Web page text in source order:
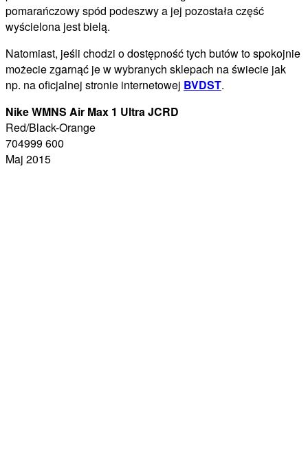
pomarańczowy spód podeszwy a jej pozostała część
wyścielona jest bielą.
Natomiast, jeśli chodzi o dostępność tych butów to spokojnie
możecie zgarnąć je w wybranych sklepach na świecie jak
np. na oficjalnej stronie internetowej BVDST.
Nike WMNS Air Max 1 Ultra JCRD
Red/Black-Orange
704999 600
Maj 2015